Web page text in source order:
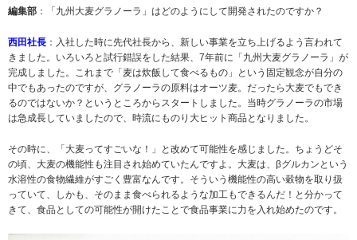
編集部 ：「九州大麦グラノーラ」はどのようにして開発されたのですか？
西田社長 ：入社した時に先代社長から、新しい事業を立ち上げるよう言われて
きました。いろいろと試行錯誤をした結果、7年前に「九州大麦グラノーラ」が
完成しました。これまで「麦は炊飯して食べるもの」という固定観念が自分の
中でもあったのですが、グラノーラの原料はオーツ麦。だったら大麦でもでき
るのではないか？というところからスタートしました。当時グラノーラの市場
は急成長していましたので、時流にものり大ヒット商品となりました。
その時に、「大麦ってすごいな！」と改めて可能性を感じました。ちょうどそ
の頃、大麦の機能性も注目され始めていたんですよ。大麦は、βグルカンという
水溶性の食物繊維がすごく豊富なんです。そういう機能性の高い穀物を取り扱
っていて、しかも、そのまま食べられるような加工もできるんだ！と分かって
きて、食品としての可能性が開けたことで食品事業に力を入れ始めたのです。